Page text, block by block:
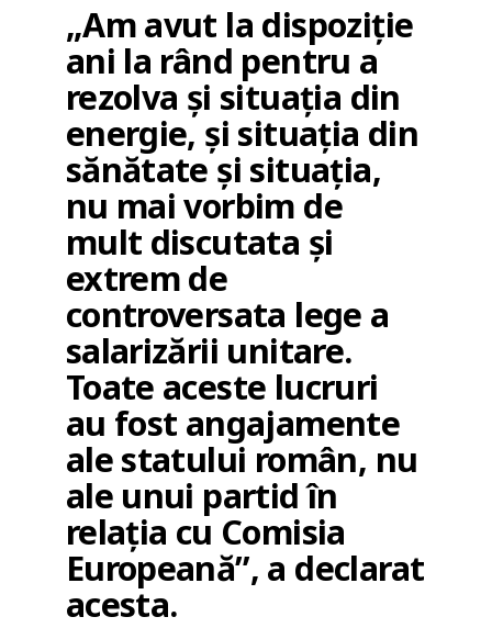
„Am avut la dispoziție
ani la rând pentru a
rezolva și situația din
energie, și situația din
sănătate și situația,
nu mai vorbim de
mult discutata și
extrem de
controversata lege a
salarizării unitare.
Toate aceste lucruri
au fost angajamente
ale statului român, nu
ale unui partid în
relația cu Comisia
Europeană”, a declarat
acesta.